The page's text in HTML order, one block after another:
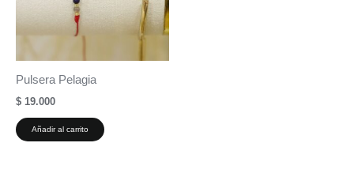
Pulsera Pelagia
$ 19.000
Añadir al carrito